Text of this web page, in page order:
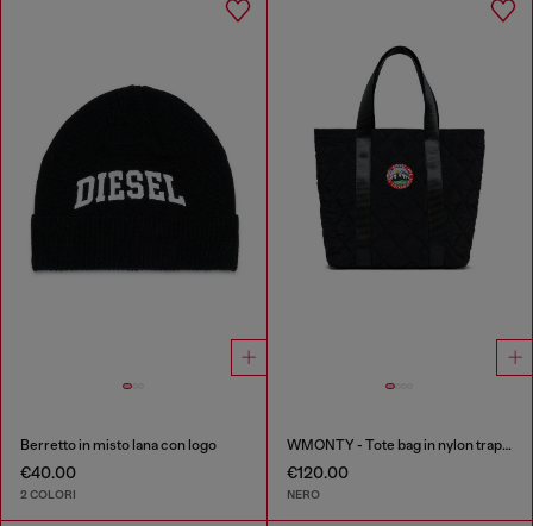
Berretto in misto lana con logo
€40.00
2 COLORI
WMONTY - Tote bag in nylon trapuntato
€120.00
NERO